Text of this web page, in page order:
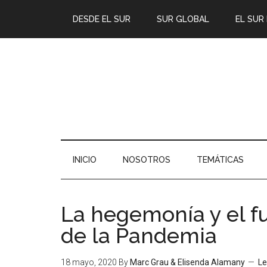
DESDE EL SUR SUR GLOBAL EL SUR
INICIO NOSOTROS TEMÁTICAS
La hegemonía y el
de la Pandemia
18 mayo, 2020 By Marc Grau & Elisenda Alamany